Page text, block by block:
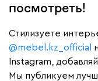
посмотреть!
Cтилизуете
@mebel.kz_official
Instagram,
Мы публикуем